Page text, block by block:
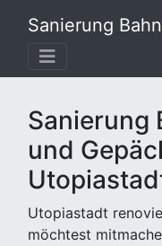
Sanierung
Sanierung
und
Utopiastadt
möchtest